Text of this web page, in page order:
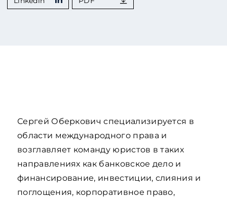
Сергей Оберкович специализируется в
области международного права и
возглавляет команду юристов в таких
направлениях как банковское дело и
финансирование, инвестиции, слияния и
поглощения, корпоративное право,